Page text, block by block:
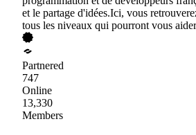
et le partage d'idées.Ici, vous
tous les niveaux qui pourront vous
Partnered
747
Online
13,330
Members